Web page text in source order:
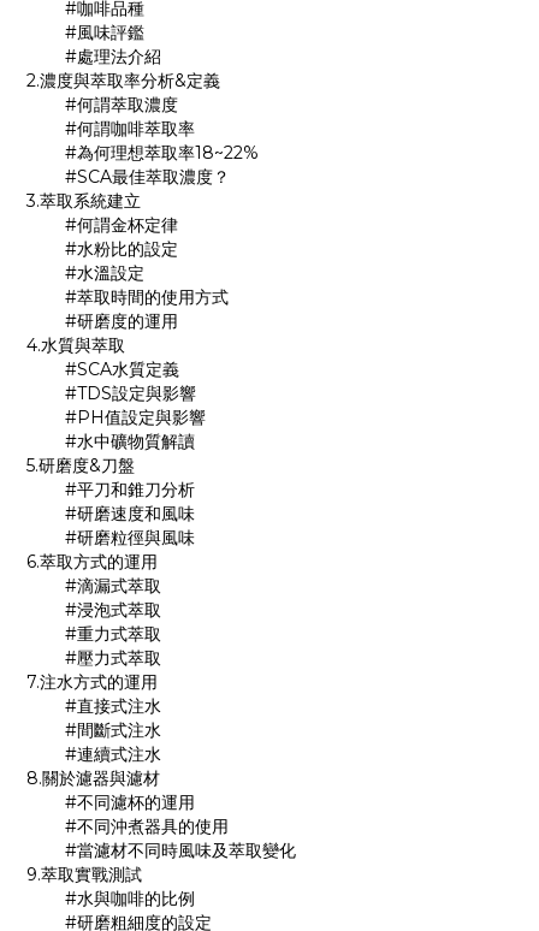
#咖啡品種
#風味評鑑
#處理法介紹
2.濃度與萃取率分析&定義
#何謂萃取濃度
#何謂咖啡萃取率
#為何理想萃取率18~22%
#SCA最佳萃取濃度？
3.萃取系統建立
#何謂金杯定律
#水粉比的設定
#水溫設定
#萃取時間的使用方式
#研磨度的運用
4.水質與萃取
#SCA水質定義
#TDS設定與影響
#PH值設定與影響
#水中礦物質解讀
5.研磨度&刀盤
#平刀和錐刀分析
#研磨速度和風味
#研磨粒徑與風味
6.萃取方式的運用
#滴漏式萃取
#浸泡式萃取
#重力式萃取
#壓力式萃取
7.注水方式的運用
#直接式注水
#間斷式注水
#連續式注水
8.關於濾器與濾材
#不同濾杯的運用
#不同沖煮器具的使用
#當濾材不同時風味及萃取變化
9.萃取實戰測試
#水與咖啡的比例
#研磨粗細度的設定